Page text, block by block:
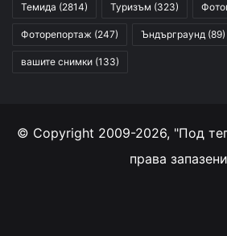
Темида (2814) Туризъм (323)
Фоторепортаж (247) Ъндърграунд (89)
вашите снимки (133)
© Copyright 2009-2026, "Под
права